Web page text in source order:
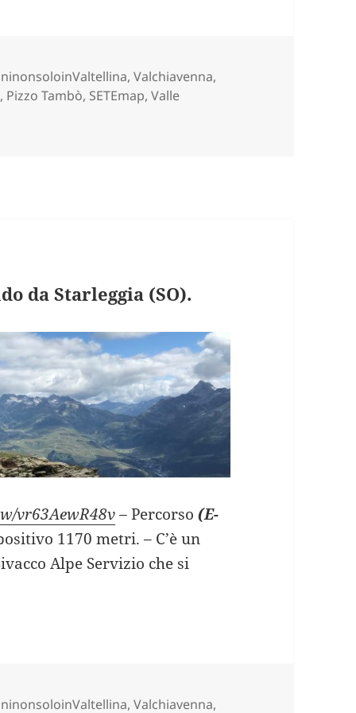
,Valchiavenna,
, Pizzo Tambò, SETEmap,Valle
da Starleggia (SO).
vr63AewR48v–Percorso (E-
1170 metri. – C’è un
Alpe Servizio che si
,Valchiavenna,